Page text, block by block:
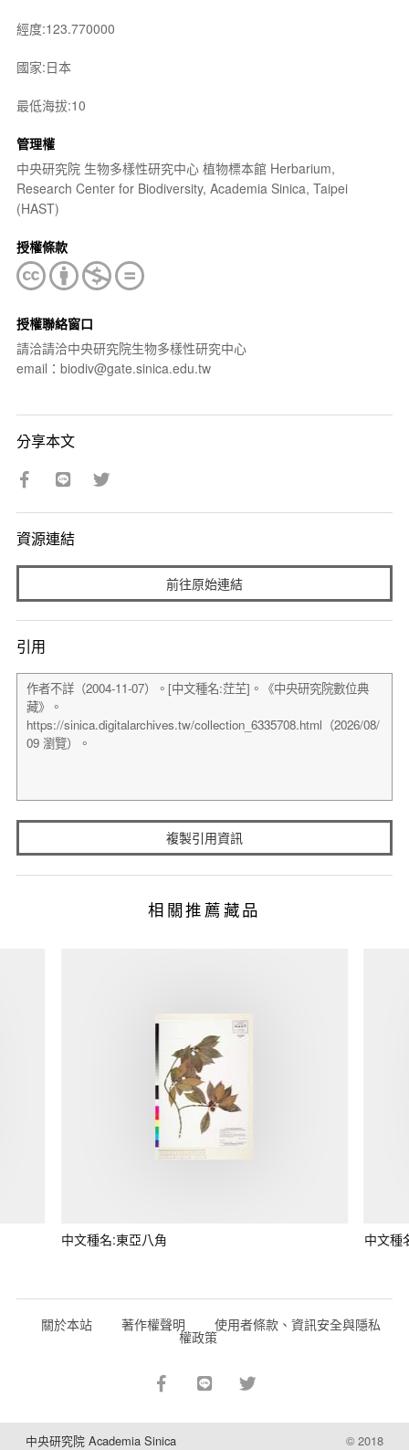
經度:123.770000
國家:日本
最低海拔:10
管理權
中央研究院 生物多樣性研究中心 植物標本館 Herbarium,
Research Center for Biodiversity, Academia Sinica, Taipei
(HAST)
授權條款
授權聯絡窗口
請洽請洽中央研究院生物多樣性研究中心
email：biodiv@gate.sinica.edu.tw
分享本文
資源連結
前往原始連結
引用
複製引用資訊
相關推薦藏品
中文種名:東亞八角 中文種
關於本站 著作權聲明 使用者條款、資訊安全與隱私
權政策
中央研究院 Academia Sinica © 2018